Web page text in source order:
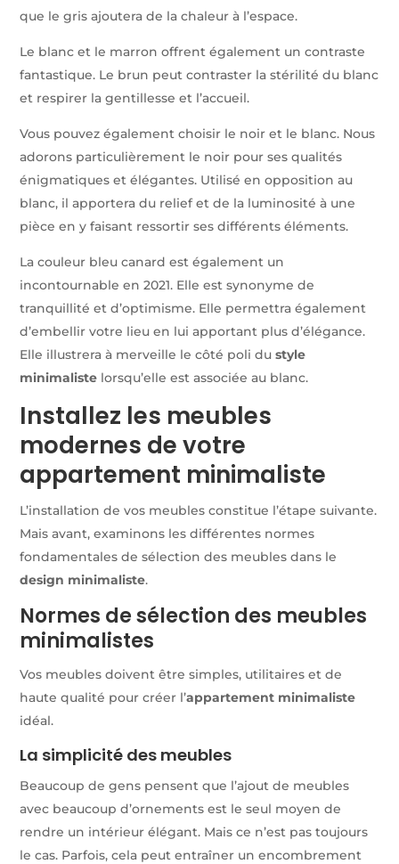
que le gris ajoutera de la chaleur à l’espace.
Le blanc et le marron offrent également un contraste
fantastique. Le brun peut contraster la stérilité du blanc
et respirer la gentillesse et l’accueil.
Vous pouvez également choisir le noir et le blanc. Nous
adorons particulièrement le noir pour ses qualités
énigmatiques et élégantes. Utilisé en opposition au
blanc, il apportera du relief et de la luminosité à une
pièce en y faisant ressortir ses différents éléments.
La couleur bleu canard est également un
incontournable en 2021. Elle est synonyme de
tranquillité et d’optimisme. Elle permettra également
d’embellir votre lieu en lui apportant plus d’élégance.
Elle illustrera à merveille le côté poli dustyle
minimaliste lorsqu’elle est associée au blanc.
Installez les meubles
modernes de votre
appartement minimaliste
L’installation de vos meubles constitue l’étape suivante.
Mais avant, examinons les différentes normes
fondamentales de sélection des meubles dans le
design minimaliste.
Normes de sélection des meubles
minimalistes
Vos meubles doivent être simples, utilitaires et de
haute qualité pour créer l’appartement minimaliste
idéal.
La simplicité des meubles
Beaucoup de gens pensent que l’ajout de meubles
avec beaucoup d’ornements est le seul moyen de
rendre un intérieur élégant. Mais ce n’est pas toujours
le cas. Parfois, cela peut entraîner un encombrement